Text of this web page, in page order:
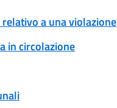
a una violazione
in circolazione